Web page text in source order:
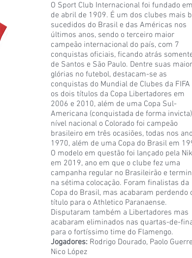
O Sport Club Internacional foi fundado
de abril de 1909. É um dos clubes mais
sucedidos do Brasil e das Américas nos
últimos anos, sendo o terceiro maior
campeão internacional do país, com 7
conquistas oficiais, ficando atrás
de Santos e São Paulo. Dentre suas
glórias no futebol, destacam-se as
conquistas do Mundial de Clubes da FIFA
os dois títulos da Copa Libertadores em
2006 e 2010, além de uma Copa Sul-
Americana (conquistada de forma
nível nacional o Colorado foi campeão
brasileiro em três ocasiões, todas nos
1970, além de uma Copa do Brasil em
O modelo em questão foi lançado pela
em 2019, ano em que o clube fez uma
campanha regular no Brasileirão e
na sétima colocação. Foram finalistas da
Copa do Brasil, mas acabaram perdendo
título para o Athletico Paranaense.
Disputaram também a Libertadores mas
acabaram eliminados nas quartas-de-
para o fortíssimo time do Flamengo.
Jogadores: Rodrigo Dourado, Paolo
Nico López